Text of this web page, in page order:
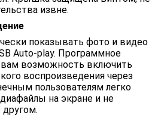
извне.
показывать фото и видео
Auto-play. Программное
вам возможность включить
воспроизведения через
пользователям легко
на экране и не